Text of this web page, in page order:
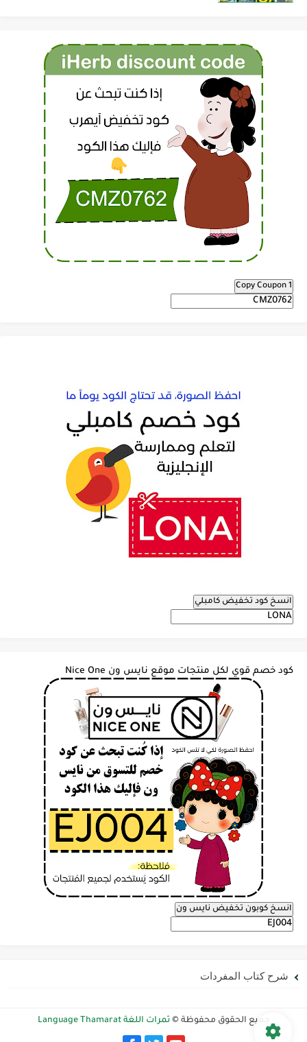
Copy Coupon 1
انسخ كود تخفيض كامبلي
كود خصم قوي لكل منتجات موقع نايس ون Nice One
انسخ كوبون تخفيض نايس ون
شرح كتاب المفردات
جميع الحقوق محفوظة © ثمرات اللغة Language Thamarat